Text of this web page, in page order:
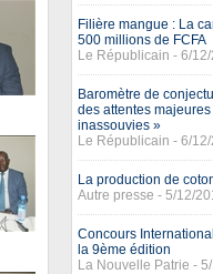
Filière mangue : La
500 millions de FCFA
Le Républicain - 6/
Baromètre de
des attentes
inassouvies »
Le Républicain - 6/
La production de
Autre presse - 5/12/
Concours
la 9ème édition
La Nouvelle Patrie -